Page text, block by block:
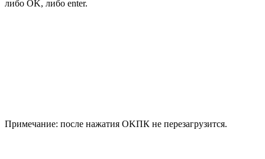
либо OK, либо enter.
Примечание: после нажатия OKПК не перезагрузится.